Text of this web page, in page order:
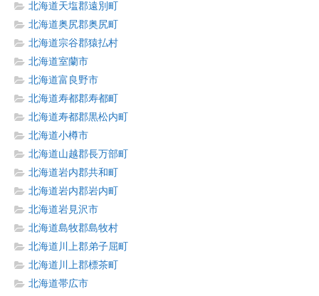
北海道天塩郡遠別町
北海道奥尻郡奥尻町
北海道宗谷郡猿払村
北海道室蘭市
北海道富良野市
北海道寿都郡寿都町
北海道寿都郡黒松内町
北海道小樽市
北海道山越郡長万部町
北海道岩内郡共和町
北海道岩内郡岩内町
北海道岩見沢市
北海道島牧郡島牧村
北海道川上郡弟子屈町
北海道川上郡標茶町
北海道帯広市